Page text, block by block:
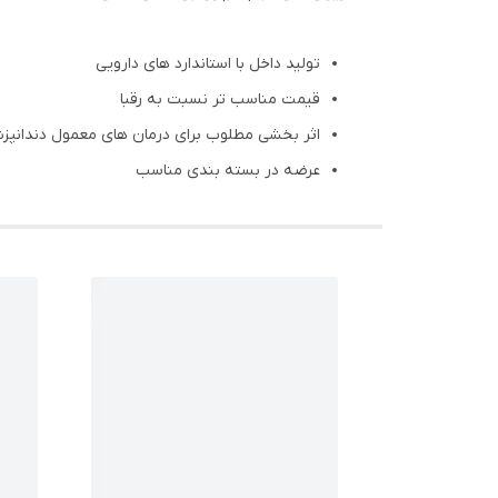
تولید داخل با استاندارد های دارویی
قیمت مناسب تر نسبت به رقبا
اثر بخشی مطلوب برای درمان های معمول
عرضه در بسته بندی مناسب